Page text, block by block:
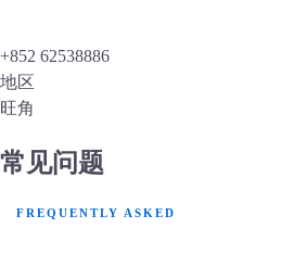
+852 62538886
地区
旺角
常见问题
FREQUENTLY ASKED